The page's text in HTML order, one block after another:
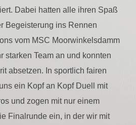
Dabei hatten alle ihren Spaß
Begeisterung ins Rennen
vom MSC Moorwinkelsdamm
starken Team an und konnten
absetzen. In sportlich fairen
ein Kopf an Kopf Duell mit
und zogen mit nur einem
Finalrunde ein, in der wir mit